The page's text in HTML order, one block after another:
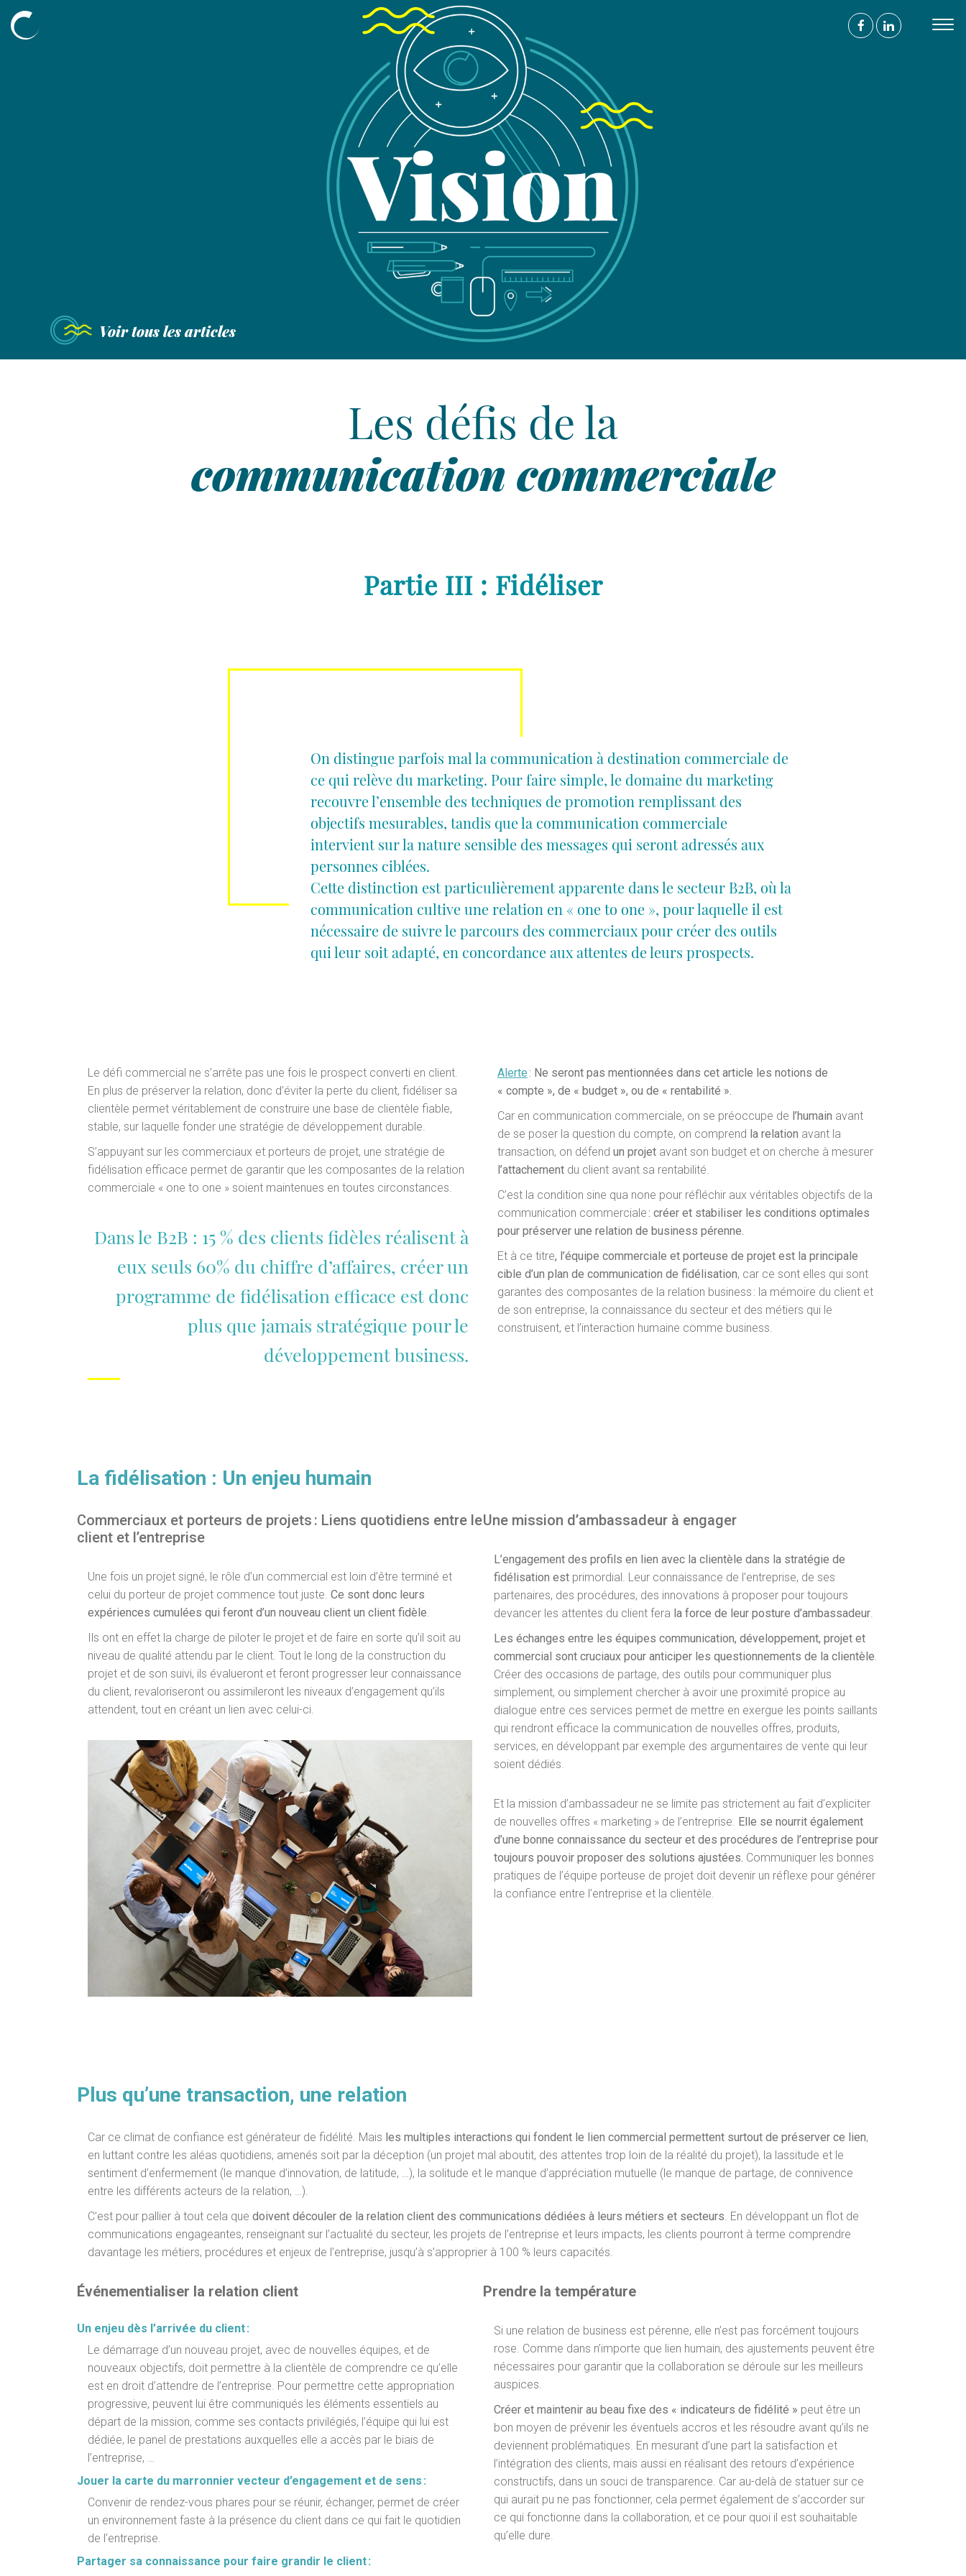
Nous
suivre
On parle de vous
Nous
rencontrer
Laisser place à l'humain
49 avenue de Wagram
Voir tous les articles
Les défis de la
communication commerciale
Partie III : Fidéliser
On distingue parfois mal la communication à destination commerciale de
ce qui relève du marketing. Pour faire simple, le domaine du marketing
recouvre l’ensemble des techniques de promotion remplissant des
objectifs mesurables, tandis que la communication commerciale
intervient sur la nature sensible des messages qui seront adressés aux
personnes ciblées.
Cette distinction est particulièrement apparente dans le secteur B2B, où la
communication cultive une relation en « one to one », pour laquelle il est
nécessaire de suivre le parcours des commerciaux pour créer des outils
qui leur soit adapté, en concordance aux attentes de leurs prospects.
Le défi commercial ne s’arrête pas une fois le prospect converti en client.
En plus de préserver la relation, donc d’éviter la perte du client, fidéliser sa
clientèle permet véritablement de construire une base de clientèle fiable,
stable, sur laquelle fonder une stratégie de développement durable.
S’appuyant sur les commerciaux et porteurs de projet, une stratégie de
fidélisation efficace permet de garantir que les composantes de la relation
commerciale « one to one » soient maintenues en toutes circonstances.
Dans le B2B : 15 % des clients fidèles réalisent à
eux seuls 60% du chiffre d’affaires, créer un
programme de fidélisation efficace est donc
plus que jamais stratégique pour le
développement business.
Alerte: Ne seront pas mentionnées dans cet article les notions de
« compte », de « budget », ou de « rentabilité ».
Car en communication commerciale, on se préoccupe de l’humain avant
de se poser la question du compte, on comprend la relation avant la
transaction, on défend un projet avant son budget et on cherche à mesurer
l’attachement du client avant sa rentabilité.
C’est la condition sine qua none pour réfléchir aux véritables objectifs de la
communication commerciale: créer et stabiliser les conditions optimales
pour préserver une relation de business pérenne.
Et à ce titre, l’équipe commerciale et porteuse de projet est la principale
cible d’un plan de communication de fidélisation, car ce sont elles qui sont
garantes des composantes de la relation business : la mémoire du client et
de son entreprise, la connaissance du secteur et des métiers qui le
construisent, et l’interaction humaine comme business.
La fidélisation : Un enjeu humain
Commerciaux et porteurs de projets : Liens quotidiens entre le
client et l’entreprise
Une fois un projet signé, le rôle d’un commercial est loin d’être terminé et
celui du porteur de projet commence tout juste. Ce sont donc leurs
expériences cumulées qui feront d’un nouveau client un client fidèle.
Ils ont en effet la charge de piloter le projet et de faire en sorte qu’il soit au
niveau de qualité attendu par le client. Tout le long de la construction du
projet et de son suivi, ils évalueront et feront progresser leur connaissance
du client, revaloriseront ou assimileront les niveaux d’engagement qu’ils
attendent, tout en créant un lien avec celui-ci.
Une mission d’ambassadeur à engager
L’engagement des profils en lien avec la clientèle dans la stratégie de
fidélisation est primordial. Leur connaissance de l’entreprise, de ses
partenaires, des procédures, des innovations à proposer pour toujours
devancer les attentes du client fera la force de leur posture d’ambassadeur.
Les échanges entre les équipes communication, développement, projet et
commercial sont cruciaux pour anticiper les questionnements de la clientèle.
Créer des occasions de partage, des outils pour communiquer plus
simplement, ou simplement chercher à avoir une proximité propice au
dialogue entre ces services permet de mettre en exergue les points saillants
qui rendront efficace la communication de nouvelles offres, produits,
services, en développant par exemple des argumentaires de vente qui leur
soient dédiés.
Et la mission d’ambassadeur ne se limite pas strictement au fait d’expliciter
de nouvelles offres « marketing » de l’entreprise. Elle se nourrit également
d’une bonne connaissance du secteur et des procédures de l’entreprise pour
toujours pouvoir proposer des solutions ajustées. Communiquer les bonnes
pratiques de l’équipe porteuse de projet doit devenir un réflexe pour générer
la confiance entre l’entreprise et la clientèle.
Plus qu’une transaction, une relation
Car ce climat de confiance est générateur de fidélité. Mais les multiples interactions qui fondent le lien commercial permettent surtout de préserver ce lien,
en luttant contre les aléas quotidiens, amenés soit par la déception (un projet mal aboutit, des attentes trop loin de la réalité du projet), la lassitude et le
sentiment d’enfermement (le manque d’innovation, de latitude, …), la solitude et le manque d’appréciation mutuelle (le manque de partage, de connivence
entre les différents acteurs de la relation, …).
C’est pour pallier à tout cela que doivent découler de la relation client des communications dédiées à leurs métiers et secteurs. En développant un flot de
communications engageantes, renseignant sur l’actualité du secteur, les projets de l’entreprise et leurs impacts, les clients pourront à terme comprendre
davantage les métiers, procédures et enjeux de l’entreprise, jusqu’à s’approprier à 100 % leurs capacités.
Événementialiser la relation client
Un enjeu dès l’arrivée du client :
Le démarrage d’un nouveau projet, avec de nouvelles équipes, et de
nouveaux objectifs, doit permettre à la clientèle de comprendre ce qu’elle
est en droit d’attendre de l’entreprise. Pour permettre cette appropriation
progressive, peuvent lui être communiqués les éléments essentiels au
départ de la mission, comme ses contacts privilégiés, l’équipe qui lui est
dédiée, le panel de prestations auxquelles elle a accès par le biais de
l’entreprise, …
Jouer la carte du marronnier vecteur d’engagement et de sens :
Convenir de rendez-vous phares pour se réunir, échanger, permet de créer
un environnement faste à la présence du client dans ce qui fait le quotidien
de l’entreprise.
Partager sa connaissance pour faire grandir le client :
Prendre la température
Si une relation de business est pérenne, elle n’est pas forcément toujours
rose. Comme dans n’importe que lien humain, des ajustements peuvent être
nécessaires pour garantir que la collaboration se déroule sur les meilleurs
auspices.
Créer et maintenir au beau fixe des « indicateurs de fidélité » peut être un
bon moyen de prévenir les éventuels accros et les résoudre avant qu’ils ne
deviennent problématiques. En mesurant d’une part la satisfaction et
l’intégration des clients, mais aussi en réalisant des retours d’expérience
constructifs, dans un souci de transparence. Car au-delà de statuer sur ce
qui aurait pu ne pas fonctionner, cela permet également de s’accorder sur
ce qui fonctionne dans la collaboration, et ce pour quoi il est souhaitable
qu’elle dure.